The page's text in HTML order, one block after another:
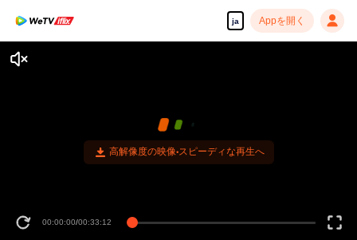
ja Appを開く
高解像度の映像•スピーディな再生へ
00:00:00/00:33:12